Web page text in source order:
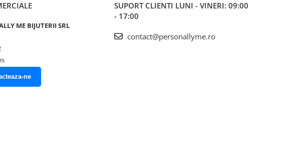
ME BIJUTERII SRL
ne
SUPORT CLIENTI LUNI - VINERI: 09:00
- 17:00
contact@personallyme.ro